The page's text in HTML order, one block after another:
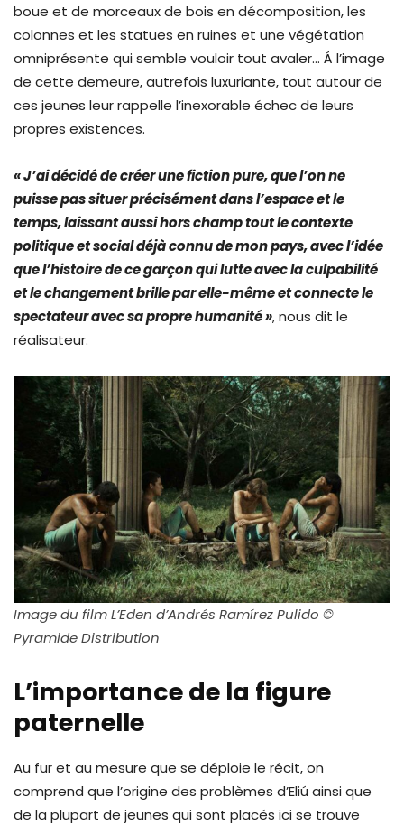
boue et de morceaux de bois en décomposition, les
colonnes et les statues en ruines et une végétation
omniprésente qui semble vouloir tout avaler… Á l’image
de cette demeure, autrefois luxuriante, tout autour de
ces jeunes leur rappelle l’inexorable échec de leurs
propres existences.
« J’ai décidé de créer une fiction pure, que l’on ne
puisse pas situer précisément dans l’espace et le
temps, laissant aussi hors champ tout le contexte
politique et social déjà connu de mon pays, avec l’idée
que l’histoire de ce garçon qui lutte avec la culpabilité
et le changement brille par elle-même et connecte le
spectateur avec sa propre humanité », nous dit le
réalisateur.
Image du film L’Eden d’Andrés Ramírez Pulido ©
Pyramide Distribution
L’importance de la figure
paternelle
Au fur et au mesure que se déploie le récit, on
comprend que l’origine des problèmes d’Eliú ainsi que
de la plupart de jeunes qui sont placés ici se trouve